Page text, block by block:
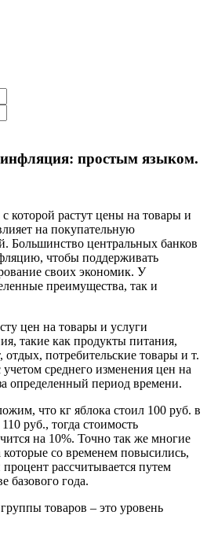
простым языком.
которой растут цены на товары и
на покупательную
Большинство центральных банков
чтобы поддерживать
своих экономик. У
преимущества, так и
цен на товары и услуги
такие как продукты питания,
потребительские товары и т.
среднего изменения цен на
определенный период времени.
что кг яблока стоил 100 руб. в
руб., тогда стоимость
на 10%. Точно так же многие
со временем повысились,
рассчитывается путем
базового года.
товаров – это уровень